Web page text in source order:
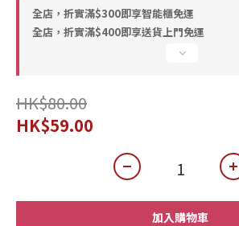
全店，折實滿$300即享智能櫃免運
全店，折實滿$400即享送貨上門免運
HK$80.00
HK$59.00
加入購物車